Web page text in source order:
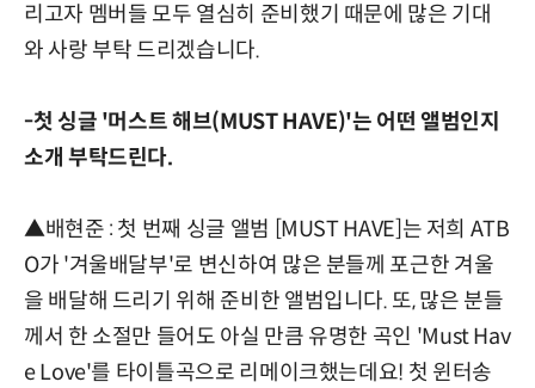
리고자 멤버들 모두 열심히 준비했기 때문에 많은 기대
와 사랑 부탁 드리겠습니다.
-첫 싱글 '머스트 해브(MUST HAVE)'는 어떤 앨범인지
소개 부탁드린다.
▲배현준 : 첫 번째 싱글 앨범 [MUST HAVE]는 저희 ATB
O가 '겨울배달부'로 변신하여 많은 분들께 포근한 겨울
을 배달해 드리기 위해 준비한 앨범입니다. 또, 많은 분들
께서 한 소절만 들어도 아실 만큼 유명한 곡인 'Must Hav
e Love'를 타이틀곡으로 리메이크했는데요! 첫 윈터송